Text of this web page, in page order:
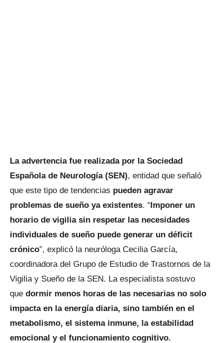
La advertencia fue realizada por la Sociedad
Española de Neurología (SEN), entidad que señaló
que este tipo de tendencias pueden agravar
problemas de sueño ya existentes. “Imponer un
horario de vigilia sin respetar las necesidades
individuales de sueño puede generar un déficit
crónico”, explicó la neuróloga Cecilia García,
coordinadora del Grupo de Estudio de Trastornos de la
Vigilia y Sueño de la SEN. La especialista sostuvo
que dormir menos horas de las necesarias no solo
impacta en la energía diaria, sino también en el
metabolismo, el sistema inmune, la estabilidad
emocional y el funcionamiento cognitivo.